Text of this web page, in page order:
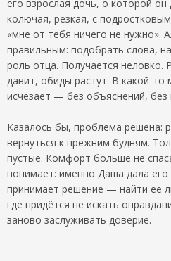
его взрослая дочь, о которой
колючая, резкая, с
«мне от тебя ничего не нужно».
правильным: подобрать слова,
роль отца. Получается неловко.
давит, обиды растут. В какой-
исчезает — без объяснений, без
Казалось бы, проблема решена:
вернуться к прежним будням.
пустые. Комфорт больше не
понимает: именно Даша дала
принимает решение — найти её
где придётся не искать
заново заслуживать доверие.